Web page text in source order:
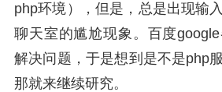
php环境），但是，总是出现输
聊天室的尴尬现象。百度
解决问题，于是想到是不是php
那就来继续研究。